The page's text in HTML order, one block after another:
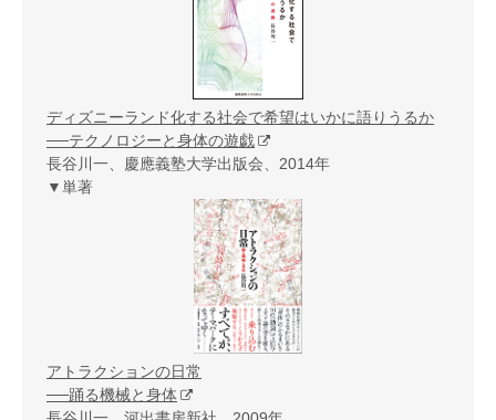
ディズニーランド化する社会で希望はいかに語りうるか
──テクノロジーと身体の遊戯
長谷川一、慶應義塾大学出版会、2014年
▼単著
アトラクションの日常
──踊る機械と身体